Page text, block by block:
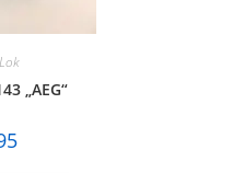
„AEG“